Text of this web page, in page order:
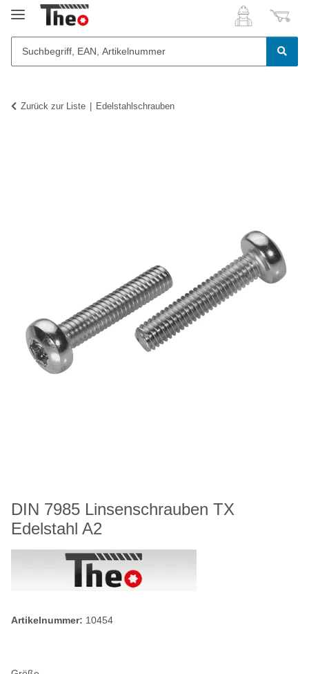
Zurück zur Liste Edelstahlschrauben
DIN 7985 Linsenschrauben TX
Edelstahl A2
Artikelnummer: 10454